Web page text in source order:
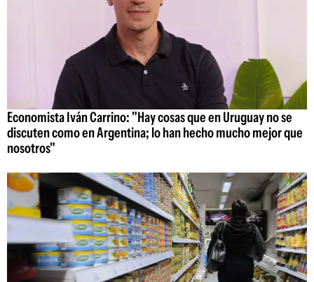
Economista Iván Carrino: "Hay cosas que en Uruguay no se
discuten como en Argentina; lo han hecho mucho mejor que
nosotros"